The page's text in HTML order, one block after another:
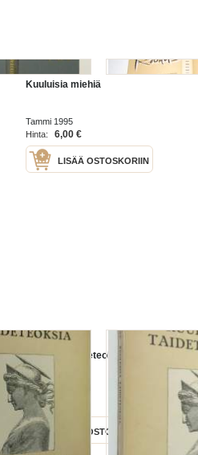
Kuuluisia miehiä
Tammi 1995
Hinta:
6,00 €
LISÄÄ OSTOSKORIIN
Kuuluisia taideteoksia
Gummerus 1923
Hinta:
LISÄÄ OSTOSKORIIN